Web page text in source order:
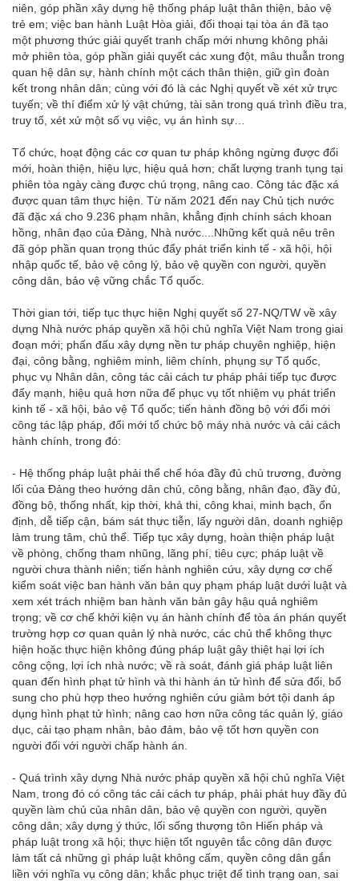
niên, góp phần xây dựng hệ thống pháp luật thân thiện, bảo vệ
trẻ em; việc ban hành Luật Hòa giải, đối thoại tại tòa án đã tạo
một phương thức giải quyết tranh chấp mới nhưng không phải
mở phiên tòa, góp phần giải quyết các xung đột, mâu thuẫn trong
quan hệ dân sự, hành chính một cách thân thiện, giữ gìn đoàn
kết trong nhân dân; cùng với đó là các Nghị quyết về xét xử trực
tuyến; về thí điểm xử lý vật chứng, tài sản trong quá trình điều tra,
truy tố, xét xử một số vụ việc, vụ án hình sự…
Tổ chức, hoạt động các cơ quan tư pháp không ngừng được đổi
mới, hoàn thiện, hiệu lực, hiệu quả hơn; chất lượng tranh tụng tại
phiên tòa ngày càng được chú trọng, nâng cao. Công tác đặc xá
được quan tâm thực hiện. Từ năm 2021 đến nay Chủ tịch nước
đã đặc xá cho 9.236 phạm nhân, khẳng định chính sách khoan
hồng, nhân đạo của Đảng, Nhà nước....Những kết quả nêu trên
đã góp phần quan trọng thúc đẩy phát triển kinh tế - xã hội, hội
nhập quốc tế, bảo vệ công lý, bảo vệ quyền con người, quyền
công dân, bảo vệ vững chắc Tổ quốc.
Thời gian tới, tiếp tục thực hiện Nghị quyết số 27-NQ/TW về xây
dựng Nhà nước pháp quyền xã hội chủ nghĩa Việt Nam trong giai
đoạn mới; phấn đấu xây dựng nền tư pháp chuyên nghiệp, hiện
đại, công bằng, nghiêm minh, liêm chính, phụng sự Tổ quốc,
phục vụ Nhân dân, công tác cải cách tư pháp phải tiếp tục được
đẩy mạnh, hiệu quả hơn nữa để phục vụ tốt nhiệm vụ phát triển
kinh tế - xã hội, bảo vệ Tổ quốc; tiến hành đồng bộ với đổi mới
công tác lập pháp, đổi mới tổ chức bộ máy nhà nước và cải cách
hành chính, trong đó:
- Hệ thống pháp luật phải thể chế hóa đầy đủ chủ trương, đường
lối của Đảng theo hướng dân chủ, công bằng, nhân đạo, đầy đủ,
đồng bộ, thống nhất, kịp thời, khả thi, công khai, minh bạch, ổn
định, dễ tiếp cận, bám sát thực tiễn, lấy người dân, doanh nghiệp
làm trung tâm, chủ thể. Tiếp tục xây dựng, hoàn thiện pháp luật
về phòng, chống tham nhũng, lãng phí, tiêu cực; pháp luật về
người chưa thành niên; tiến hành nghiên cứu, xây dựng cơ chế
kiểm soát việc ban hành văn bản quy phạm pháp luật dưới luật và
xem xét trách nhiệm ban hành văn bản gây hậu quả nghiêm
trọng; về cơ chế khởi kiện vụ án hành chính để tòa án phán quyết
trường hợp cơ quan quản lý nhà nước, các chủ thể không thực
hiện hoặc thực hiện không đúng pháp luật gây thiệt hại lợi ích
công cộng, lợi ích nhà nước; về rà soát, đánh giá pháp luật liên
quan đến hình phạt tử hình và thi hành án tử hình để sửa đổi, bổ
sung cho phù hợp theo hướng nghiên cứu giảm bớt tội danh áp
dụng hình phạt tử hình; nâng cao hơn nữa công tác quản lý, giáo
dục, cải tạo phạm nhân, bảo đảm, bảo vệ tốt hơn quyền con
người đối với người chấp hành án.
- Quá trình xây dựng Nhà nước pháp quyền xã hội chủ nghĩa Việt
Nam, trong đó có công tác cải cách tư pháp, phải phát huy đầy đủ
quyền làm chủ của nhân dân, bảo vệ quyền con người, quyền
công dân; xây dựng ý thức, lối sống thượng tôn Hiến pháp và
pháp luật trong xã hội; thực hiện tốt nguyên tắc công dân được
làm tất cả những gì pháp luật không cấm, quyền công dân gắn
liền với nghĩa vụ công dân; khắc phục triệt để tình trạng oan, sai